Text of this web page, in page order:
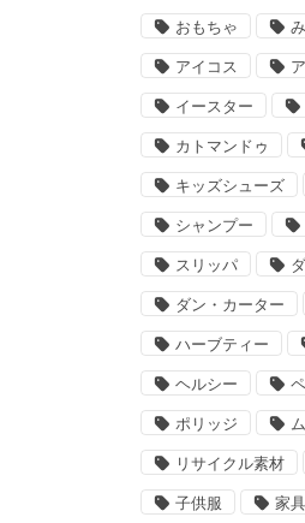
おもちゃ
アイコス
イースター
カトマンドゥ
キッズシューズ
シャンプー
スリッパ
ダン・カーター
ハーブティー
ヘルシー
ポリッジ
リサイクル素材
子供服 家具